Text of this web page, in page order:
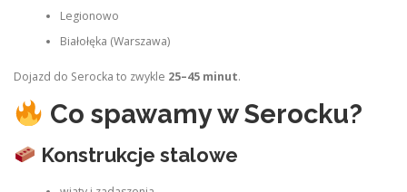
Legionowo
Białołęka (Warszawa)
Dojazd do Serocka to zwykle 25–45 minut.
Co spawamy w Serocku?
Konstrukcje stalowe